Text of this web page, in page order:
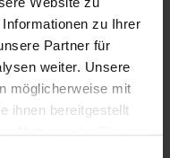
zu Ihrer
Partner für
weiter. Unsere
möglicherweise mit
ihnen bereitgestellt
Nutzung der Dienste